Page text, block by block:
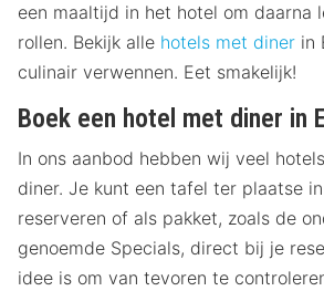
een maaltijd in het hotel om daarna
rollen. Bekijk alle hotels met diner in
culinair verwennen. Eet smakelijk!
Boek een hotel met diner in
In ons aanbod hebben wij veel
diner. Je kunt een tafel ter plaatse
reserveren of als pakket, zoals de
genoemde Specials, direct bij je
idee is om van tevoren te